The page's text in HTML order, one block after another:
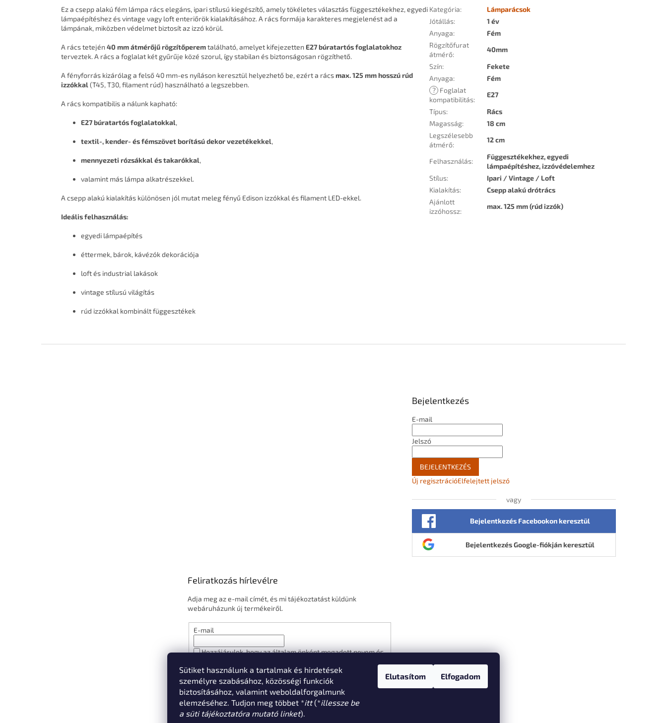
Sütiket használunk a tartalmak és hirdetések
személyre szabásához, közösségi funkciók
biztosításához, valamint weboldalforgalmunk
elemzéséhez. Tudjon meg többet *itt(*illessze be
a süti tájékoztatóra mutató linket).
Elutasítom Elfogadom
Ez a csepp alakú fém lámpa rács elegáns, ipari stílusú kiegészítő, amely tökéletes választás függesztékekhez, egyedi
lámpaépítéshez és vintage vagy loft enteriőrök kialakításához. A rács formája karakteres megjelenést ad a
lámpának, miközben védelmet biztosít az izzó körül.
A rács tetején 40 mm átmérőjű rögzítőperemtalálható, amelyet kifejezetten E27 búratartós foglalatokhoz
terveztek. A rács a foglalat két gyűrűje közé szorul, így stabilan és biztonságosan rögzíthető.
A fényforrás kizárólag a felső 40 mm-es nyíláson keresztül helyezhető be, ezért a rácsmax. 125 mm hosszú rúd
izzókkal(T45, T30, filament rúd) használható a legszebben.
A rács kompatibilis a nálunk kapható:
E27 búratartós foglalatokkal,
textil-, kender- és fémszövet borítású dekor vezetékekkel,
mennyezeti rózsákkal és takarókkal,
valamint más lámpa alkatrészekkel.
A csepp alakú kialakítás különösen jól mutat meleg fényű Edison izzókkal és filament LED-ekkel.
Ideális felhasználás:
egyedi lámpaépítés
éttermek, bárok, kávézók dekorációja
loft és industrial lakások
vintage stílusú világítás
rúd izzókkal kombinált függesztékek
Kategória:
Lámparácsok
Jótállás:
1 év
Anyaga:
Fém
Rögzítőfurat
átmérő:
40mm
Szín:
Fekete
Anyaga:
Fém
? Foglalat
kompatibilitás:
E27
Típus:
Rács
Magasság:
18 cm
Legszélesebb
átmérő:
12 cm
Felhasználás:
Függesztékekhez, egyedi
lámpaépítéshez, izzóvédelemhez
Stílus:
Ipari / Vintage / Loft
Kialakítás:
Csepp alakú drótrács
Ajánlott
izzóhossz:
max. 125 mm (rúd izzók)
Bejelentkezés
E-mail
Jelszó
BEJELENTKEZÉS
Új regisztrációElfelejtett jelszó
vagy
Bejelentkezés Facebookon keresztül
Bejelentkezés Google-fiókján keresztül
Feliratkozás hírlevélre
Adja meg az e-mail címét, és mi tájékoztatást küldünk
webáruházunk új termékeiről.
E-mail
Hozzájárulok, hogy az általam önként megadott nevem és
mail útján hírleveleket, ajánlatokat küldjön. Kijelentem, hogy
azadatkezelési tájékoztatótelolvastam. Megértettem, hogy
a hozzájárulásom bármikor visszavonhatom.
FELIRATKOZÁS